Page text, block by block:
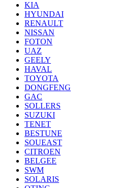
KIA
HYUNDAI
RENAULT
NISSAN
FOTON
UAZ
GEELY
HAVAL
TOYOTA
DONGFENG
GAC
SOLLERS
SUZUKI
TENET
BESTUNE
SOUEAST
CITROEN
BELGEE
SWM
SOLARIS